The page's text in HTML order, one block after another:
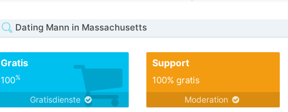
Dating Mann in Massachusetts
Gratis
100%
Gratisdienste
Support
100% gratis
Moderation